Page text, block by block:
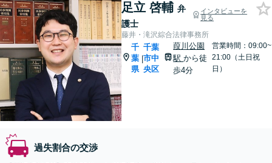
足立 啓輔 弁
護士
インタビューを
見る
藤井・滝沢綜合法律事務所
千
葉
県
|
千葉
市中
央区
葭川公園
駅から徒
歩4分
営業時間：09:00~
21:00（土日祝
日）
過失割合の交渉